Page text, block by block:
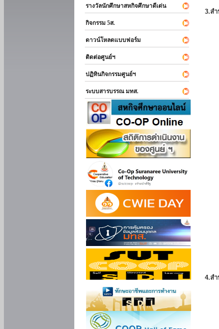
รางวัลนักศึกษาสหกิจศึกษาดีเด่น
กิจกรรม 5ส.
ดาวน์โหลดแบบฟอร์ม
ติดต่อศูนย์ฯ
ปฏิทินกิจกรรมศูนย์ฯ
ระบบสารบรรณ มทส.
3.ส
4.ส